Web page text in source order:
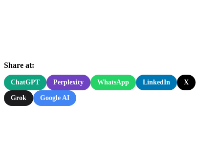
Share at:
ChatGPT Perplexity WhatsApp LinkedIn X
Grok Google AI